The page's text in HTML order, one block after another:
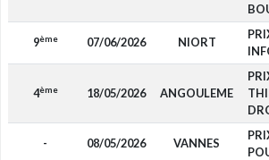
9ème 07/06/2026 NIORT
4ème 18/05/2026 ANGOULEME
- 08/05/2026 VANNES